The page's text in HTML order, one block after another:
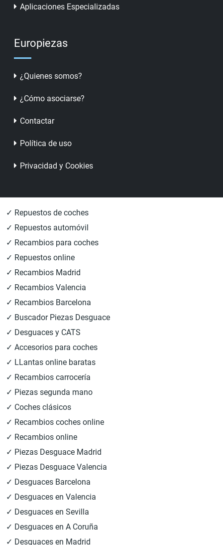
Aplicaciones Especializadas
Europiezas
¿Quienes somos?
¿Cómo asociarse?
Contactar
Política de uso
Privacidad y Cookies
✓ Repuestos de coches
✓ Repuestos automóvil
✓ Recambios para coches
✓ Repuestos online
✓ Recambios Madrid
✓ Recambios Valencia
✓ Recambios Barcelona
✓ Buscador Piezas Desguace
✓ Desguaces y CATS
✓ Accesorios para coches
✓ LLantas online baratas
✓ Recambios carrocería
✓ Piezas segunda mano
✓ Coches clásicos
✓ Recambios coches online
✓ Recambios online
✓ Piezas Desguace Madrid
✓ Piezas Desguace Valencia
✓ Desguaces Barcelona
✓ Desguaces en Valencia
✓ Desguaces en Sevilla
✓ Desguaces en A Coruña
✓ Desguaces en Madrid